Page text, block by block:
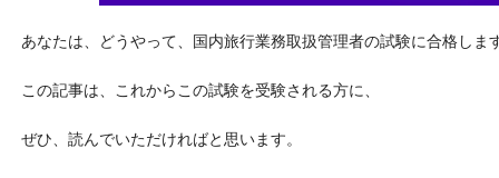
あなたは、どうやって、国内旅行業務取扱管理者の試験に合格しま
この記事は、これからこの試験を受験される方に、
ぜひ、読んでいただければと思います。